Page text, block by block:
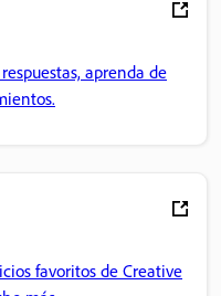
aprenda de
favoritos de Creative